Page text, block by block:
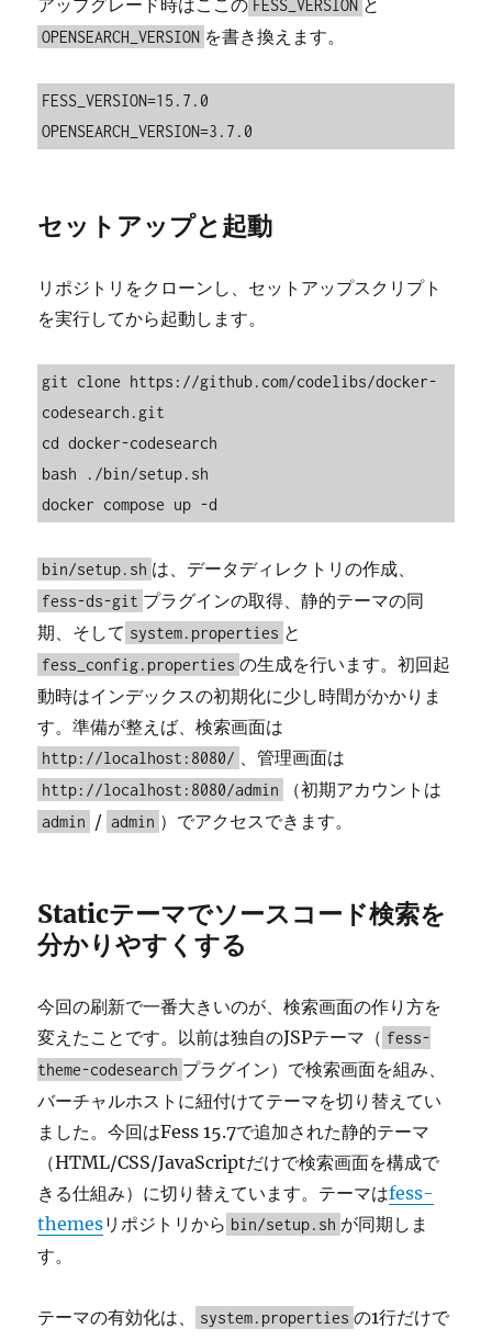
アップグレード時はここの FESS_VERSION と
OPENSEARCH_VERSION を書き換えます。
FESS_VERSION=15.7.0
OPENSEARCH_VERSION=3.7.0
セットアップと起動
リポジトリをクローンし、セットアップスクリプト
を実行してから起動します。
git clone https://github.com/codelibs/docker-
codesearch.git
cd docker-codesearch
bash ./bin/setup.sh
docker compose up -d
bin/setup.sh は、データディレクトリの作成、
fess-ds-git プラグインの取得、静的テーマの同
期、そして system.properties と
fess_config.properties の生成を行います。初回起
動時はインデックスの初期化に少し時間がかかりま
す。準備が整えば、検索画面は
http://localhost:8080/ 、管理画面は
http://localhost:8080/admin （初期アカウントは
admin / admin ）でアクセスできます。
Staticテーマでソースコード検索を
分かりやすくする
今回の刷新で一番大きいのが、検索画面の作り方を
変えたことです。以前は独自のJSPテーマ（ fess-
theme-codesearch プラグイン）で検索画面を組み、
バーチャルホストに紐付けてテーマを切り替えてい
ました。今回はFess 15.7で追加された静的テーマ
（HTML/CSS/JavaScriptだけで検索画面を構成で
きる仕組み）に切り替えています。テーマはfess-
themesリポジトリから bin/setup.sh が同期しま
す。
テーマの有効化は、 system.properties の1行だけで